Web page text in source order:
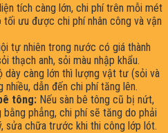
tích càng lớn, chi phí trên mỗi mét
ưu được chi phí nhân công và vận
tự nhiên trong nước có giá thành
thạch anh, sỏi màu nhập khẩu.
dày càng lớn thì lượng vật tư (sỏi và
dẫn đến chi phí tăng lên.
tông: Nếu sàn bê tông cũ bị nứt,
phẳng, chi phí sẽ tăng do phải
sửa chữa trước khi thi công lớp lót.